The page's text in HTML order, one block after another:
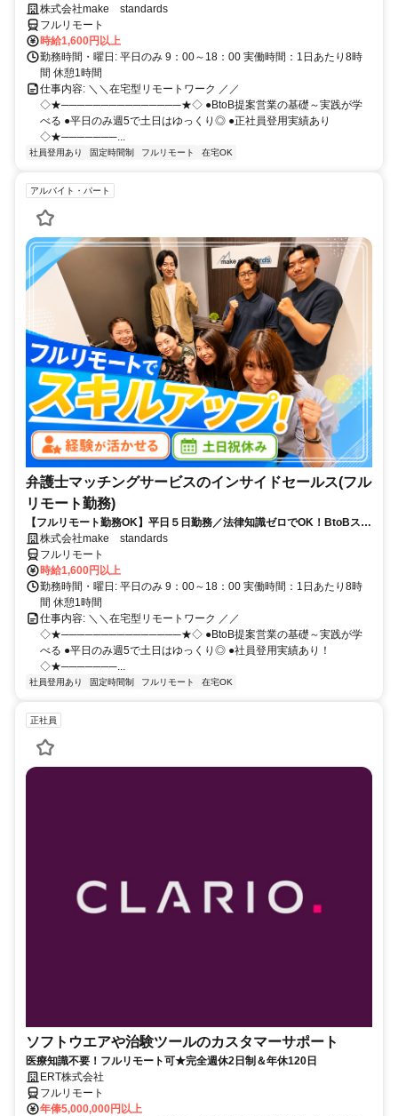
スキルアップ
株式会社make standards
フルリモート
時給1,600円以上
勤務時間・曜日: 平日のみ 9：00～18：00 実働時間：1日あたり8時
間 休憩1時間
仕事内容: ＼＼在宅型リモートワーク ／／
◇★───────────────★◇ ●BtoB提案営業の基礎～実践が学
べる ●平日のみ週5で土日はゆっくり◎ ●正社員登用実績あり
◇★───────...
社員登用あり 固定時間制 フルリモート 在宅OK
アルバイト・パート
弁護士マッチングサービスのインサイドセールス(フル
リモート勤務)
【フルリモート勤務OK】平日５日勤務／法律知識ゼロでOK！BtoBスキ
ルが身につく営業職
株式会社make standards
フルリモート
時給1,600円以上
勤務時間・曜日: 平日のみ 9：00～18：00 実働時間：1日あたり8時
間 休憩1時間
仕事内容: ＼＼在宅型リモートワーク ／／
◇★───────────────★◇ ●BtoB提案営業の基礎～実践が学
べる ●平日のみ週5で土日はゆっくり◎ ●社員登用実績あり！
◇★───────...
社員登用あり 固定時間制 フルリモート 在宅OK
正社員
ソフトウエアや治験ツールのカスタマーサポート
医療知識不要！フルリモート可★完全週休2日制＆年休120日
ERT株式会社
フルリモート
年俸5,000,000円以上